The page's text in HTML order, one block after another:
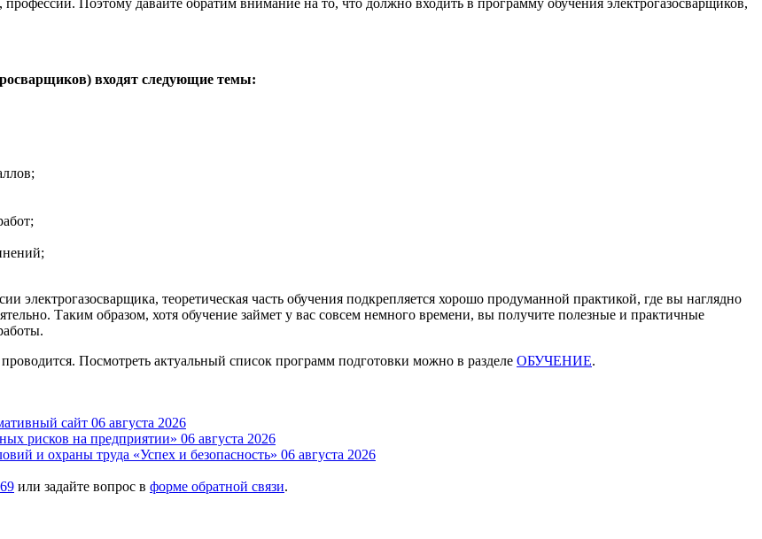
входят следующие темы:
электрогазосварщика, теоретическая часть обучения подкрепляется хорошо продуманной практикой, где вы наглядно
Таким образом, хотя обучение займет у вас совсем немного времени, вы получите полезные и практичные
Посмотреть актуальный список программ подготовки можно в разделе ОБУЧЕНИЕ.
сайт 06 августа 2026
рисков на предприятии» 06 августа 2026
и охраны труда «Успех и безопасность» 06 августа 2026
или задайте вопрос в форме обратной связи.